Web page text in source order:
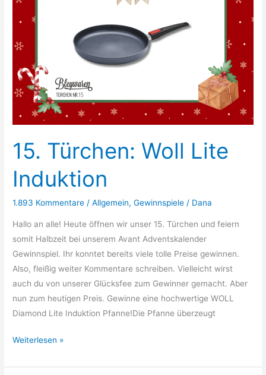
15. Türchen: Woll Lite
Induktion
1.893 Kommentare /Allgemein,Gewinnspiele / Dana
Hallo an alle! Heute öffnen wir unser 15. Türchen und feiern
somit Halbzeit bei unserem Avant Adventskalender
Gewinnspiel. Ihr konntet bereits viele tolle Preise gewinnen.
Also, fleißig weiter Kommentare schreiben. Vielleicht wirst
auch du von unserer Glücksfee zum Gewinner gemacht. Aber
nun zum heutigen Preis. Gewinne eine hochwertige WOLL
Diamond Lite Induktion Pfanne!Die Pfanne überzeugt
15.
Woll
Weiterlesen »